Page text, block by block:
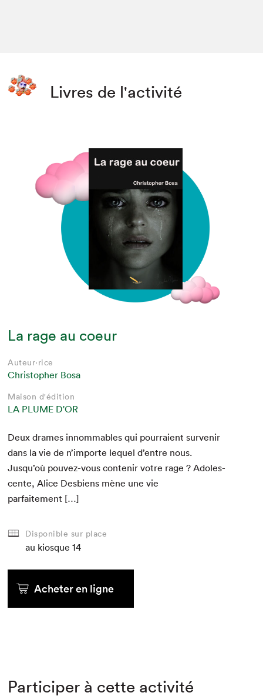
Livres de l'activité
La rage au coeur
Auteur·rice
Christopher Bosa
Maison d'édition
LA PLUME D'OR
Deux drames innom­ma­bles qui pour­raient sur­venir
dans la vie de n’importe lequel d’entre nous.
Jusqu’où pou­vez-vous con­tenir votre rage ? Ado­les­
cente, Alice Des­bi­ens mène une vie
parfaitement […]
Disponible sur place
au kiosque 14
Acheter en ligne
Participer à cette activité